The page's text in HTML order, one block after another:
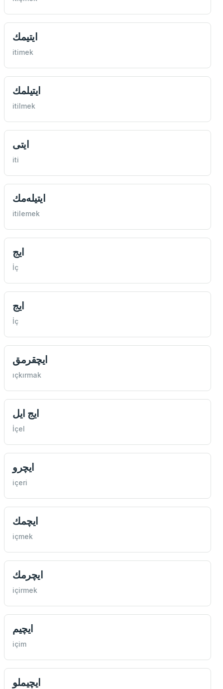
ايتيمك
itimek
ايتيلمك
itilmek
ايتی
iti
ايتيله‌مك
itilemek
ايج
İç
ايج
İç
ايچقرمق
ıçkırmak
ايج ايل
İçel
ايچرو
içeri
ايچمك
içmek
ايچرمك
içirmek
ايچيم
içim
ايچيملو